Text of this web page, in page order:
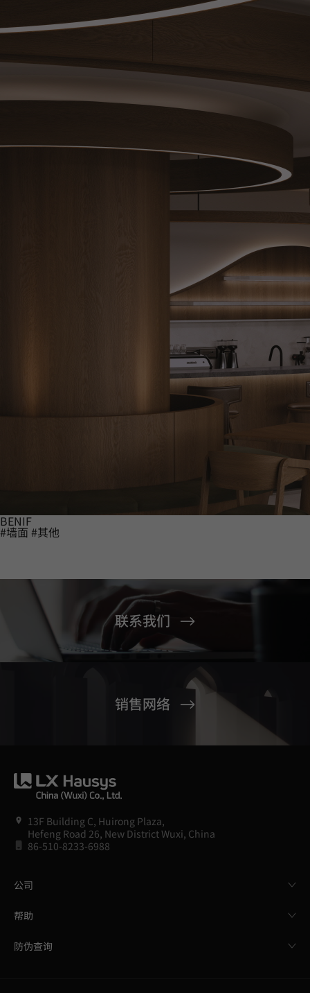
BENIF
#墙面 #其他
联系我们
销售网络
13F Building C, Huirong Plaza,
Hefeng Road 26, New District Wuxi, China
86-510-8233-6988
公司
帮助
防伪查询